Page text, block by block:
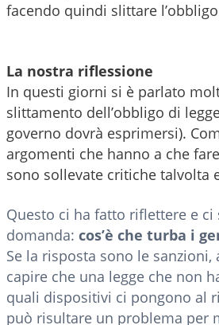
facendo quindi slittare
La nostra riflessione
In questi giorni si è parlato
slittamento dell’obbligo di
governo dovrà esprimersi).
argomenti che hanno a che
sono sollevate critiche talvolta
Questo ci ha fatto riflettere e
domanda: cos’è che turba i
Se la risposta sono le
capire che una legge che non
quali dispositivi ci pongono al
può risultare un problema per